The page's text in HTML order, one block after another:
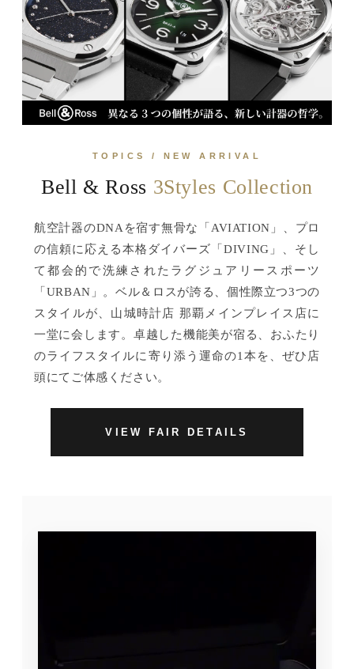
TOPICS / NEW ARRIVAL
Bell & Ross 3Styles Collection
航空計器のDNAを宿す無骨な「AVIATION」、プロ
の信頼に応える本格ダイバーズ「DIVING」、そし
て都会的で洗練されたラグジュアリースポーツ
「URBAN」。ベル＆ロスが誇る、個性際立つ3つの
スタイルが、山城時計店 那覇メインプレイス店に
一堂に会します。卓越した機能美が宿る、おふたり
のライフスタイルに寄り添う運命の1本を、ぜひ店
頭にてご体感ください。
VIEW FAIR DETAILS